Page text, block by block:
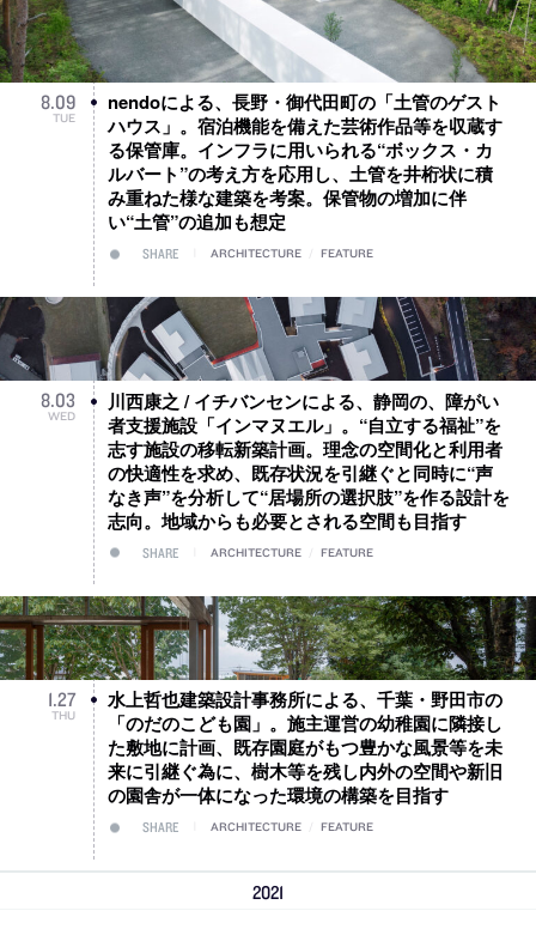
8.09
TUE
nendoによる、長野・御代田町の「土管のゲスト
ハウス」。宿泊機能を備えた芸術作品等を収蔵す
る保管庫。インフラに用いられる“ボックス・カ
ルバート”の考え方を応用し、土管を井桁状に積
み重ねた様な建築を考案。保管物の増加に伴
い“土管”の追加も想定
SHARE ARCHITECTURE FEATURE
8.03
WED
川西康之 / イチバンセンによる、静岡の、障がい
者支援施設「インマヌエル」。“自立する福祉”を
志す施設の移転新築計画。理念の空間化と利用者
の快適性を求め、既存状況を引継ぐと同時に“声
なき声”を分析して“居場所の選択肢”を作る設計を
志向。地域からも必要とされる空間も目指す
SHARE ARCHITECTURE FEATURE
1.27
THU
水上哲也建築設計事務所による、千葉・野田市の
「のだのこども園」。施主運営の幼稚園に隣接し
た敷地に計画、既存園庭がもつ豊かな風景等を未
来に引継ぐ為に、樹木等を残し内外の空間や新旧
の園舎が一体になった環境の構築を目指す
SHARE ARCHITECTURE FEATURE
2021